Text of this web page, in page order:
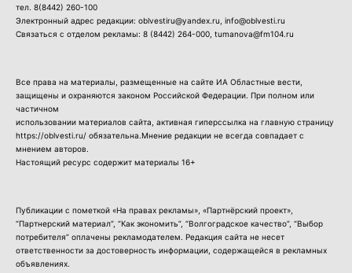
тел. 8(8442) 260-100
Электронный адрес редакции: oblvestiru@yandex.ru, info@oblvesti.ru
Связаться с отделом рекламы: 8 (8442) 264-000 , tumanova@fm104.ru
Все права на материалы, размещенные на сайте ИА Областные вести,
защищены и охраняются законом Российской Федерации. При полном или
частичном
использовании материалов сайта, активная гиперссылка на главную страницу
https://oblvesti.ru/ обязательна.Мнение редакции не всегда совпадает с
мнением авторов.
Настоящий ресурс содержит материалы 16+
Публикации с пометкой «На правах рекламы», «Партнёрский проект»,
“Партнерский материал”, “Как экономить”, “Волгоградское качество”, “Выбор
потребителя” оплачены рекламодателем. Редакция сайта не несет
ответственности за достоверность информации, содержащейся в рекламных
объявлениях.